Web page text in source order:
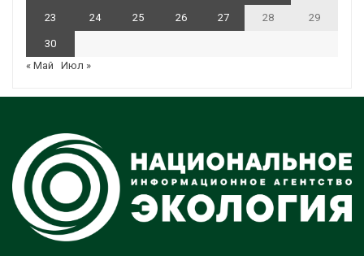
23 24 25 26 27 28 29
30
« Май
Июл »